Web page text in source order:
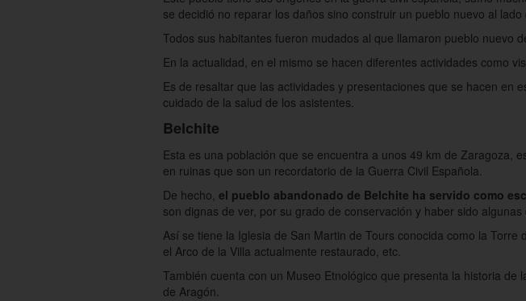
se decidió no reparar los daños sino construir un pueblo nuevo al lado
Todos sus habitantes fueron mudados al que llamaron pueblo nuevo
En la actualidad, en el mismo se hacen diferentes actividades como
Es de resaltar que las actividades y presentaciones que se hacen en
cuidado de la salud de los asistentes.
Belchite
Esta es una población que se encuentra a unos 49 km de Zaragoza,
en ruinas que son un recordatorio de la Guerra Civil Española.
De hecho, el pueblo abandonado de Belchite ha servido como
son dignas de ver, por su grado de conservación y haber sido
Así se tiene la Iglesia de San Martin de Tours conocida como la
el Arco de la Villa actualmente restaurado, etc.
También cuenta con un Museo Etnológico que presenta la historia
de Aragón.